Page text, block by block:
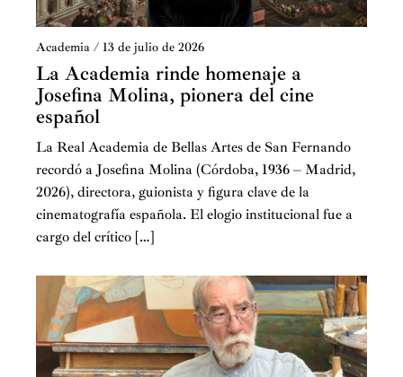
Academia / 13 de julio de 2026
La Academia rinde homenaje a
Josefina Molina, pionera del cine
español
La Real Academia de Bellas Artes de San Fernando
recordó a Josefina Molina (Córdoba, 1936 – Madrid,
2026), directora, guionista y figura clave de la
cinematografía española. El elogio institucional fue a
cargo del crítico […]